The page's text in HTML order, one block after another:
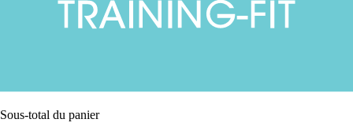
Sous-total du panier